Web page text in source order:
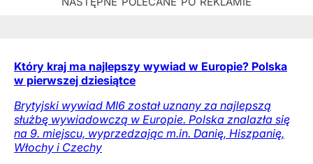
Który kraj ma najlepszy wywiad w Europie? Polska
w pierwszej dziesiątce
Brytyjski wywiad MI6 został uznany za najlepszą
służbę wywiadowczą w Europie. Polska znalazła się
na 9. miejscu, wyprzedzając m.in. Danię, Hiszpanię,
Włochy i Czechy